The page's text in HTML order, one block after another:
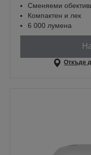
Сменяеми
Компактен и лек
6 000 лумена
Откъде